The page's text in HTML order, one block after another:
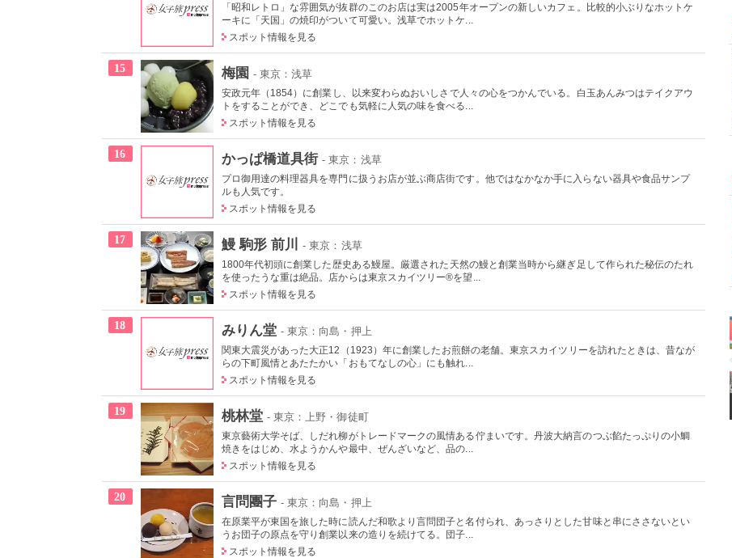
「昭和レトロ」な雰囲気が抜群のこのお店は実は2005年オープンの新しいカフェ。比較的小ぶりなホットケ
ーキに「天国」の焼印がついて可愛い。浅草でホットケ...
スポット情報を見る
15 梅園 - 東京：浅草
安政元年（1854）に創業し、以来変わらぬおいしさで人々の心をつかんでいる。白玉あんみつはテイクアウ
トをすることができ、どこでも気軽に人気の味を食べる...
スポット情報を見る
16 かっぱ橋道具街 - 東京：浅草
プロ御用達の料理器具を専門に扱うお店が並ぶ商店街です。他ではなかなか手に入らない器具や食品サンプ
ルも人気です。
スポット情報を見る
17 鰻 駒形 前川 - 東京：浅草
1800年代初頭に創業した歴史ある鰻屋。厳選された天然の鰻と創業当時から継ぎ足して作られた秘伝のたれ
を使ったうな重は絶品。店からは東京スカイツリー®を望...
スポット情報を見る
18 みりん堂 - 東京：向島・押上
関東大震災があった大正12（1923）年に創業したお煎餅の老舗。東京スカイツリーを訪れたときは、昔なが
らの下町風情とあたたかい「おもてなしの心」にも触れ...
スポット情報を見る
19 桃林堂 - 東京：上野・御徒町
東京藝術大学そば、しだれ柳がトレードマークの風情ある佇まいです。丹波大納言のつぶ餡たっぷりの小鯛
焼きをはじめ、水ようかんや最中、ぜんざいなど、品の...
スポット情報を見る
20 言問團子 - 東京：向島・押上
在原業平が東国を旅した時に読んだ和歌より言問団子と名付られ、あっさりとした甘味と串にささないとい
うお団子の原点を守り創業以来の造りを続けてる。団子...
スポット情報を見る